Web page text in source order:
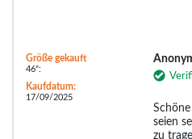
Größe gekauft
46":
Kaufdatum:
17/09/2025
seien
zu